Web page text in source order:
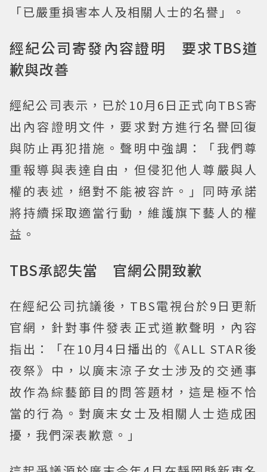
「已嚴重損害本人及相關人士的名譽」。
經紀公司寄發內容證明 要求TBS道
歉與改善
經紀公司表示，已於10月6日正式向TBS寄
出內容證明文件，要求對方進行名譽回復
與防止再犯措施。聲明中強調：「我們尊
重報導與表達自由，但侵犯他人尊嚴與人
權的表述，絕對不能被容許。」同時承諾
將持續採取適當行動，維護旗下藝人的權
益。
TBS承認失當 官網公開致歉
在經紀公司抗議後，TBS電視台於9日更新
官網，針對事件發表正式道歉聲明，內容
指出：「在10月4日播出的《ALL STAR後
夜祭》中，以廣末涼子女士涉及的交通事
故作為綜藝節目的問答題材，這是極不恰
當的行為。對廣末女士及相關人士造成困
擾，我們深表歉意。」